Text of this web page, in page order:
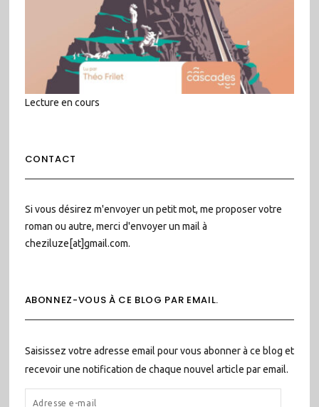
Lecture en cours
CONTACT
Si vous désirez m'envoyer un petit mot, me proposer votre
roman ou autre, merci d'envoyer un mail à
cheziluze[at]gmail.com.
ABONNEZ-VOUS À CE BLOG PAR EMAIL.
Saisissez votre adresse email pour vous abonner à ce blog et
recevoir une notification de chaque nouvel article par email.
ADRESSE